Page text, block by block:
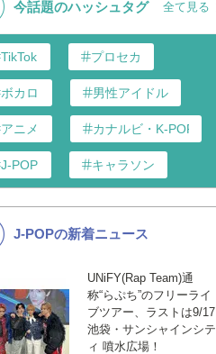
今話題のハッシュタグ 全て見る
TikTok プロセカ
ボカロ 男性アイドル
アニメ カナルビ・K-POP和訳
J-POP キャラソン
K-POP 演歌・歌謡
洋楽
VTuber ディズニー
J-POPの新着ニュース
UNiFY(Rap Team)通
称“らぷち”のフリーライ
ブツアー、ラストは9/17
池袋・サンシャインシテ
ィ 噴水広場！